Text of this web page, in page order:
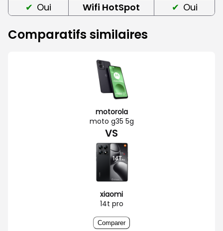
Oui
Wifi HotSpot Oui
Comparatifs similaires
motorola
moto g35 5g
VS
xiaomi
14t pro
Comparer